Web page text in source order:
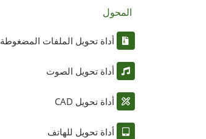
المحول
أداة تحويل الملفات المضغوطة
أداة تحويل الصوت
أداة تحويل CAD
أداة تحويل للهاتف